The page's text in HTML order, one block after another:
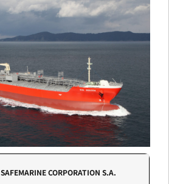
SAFEMARINE CORPORATION S.A.